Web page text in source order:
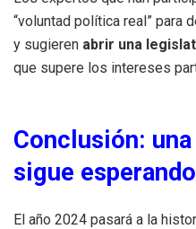
“voluntad política real” para
y sugieren abrir una
que supere los intereses
Conclusión:
sigue esperando
El año 2024 pasará a la